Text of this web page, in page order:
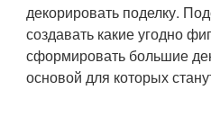
декорировать поделку.
создавать какие угодно
сформировать большие
основой для которых